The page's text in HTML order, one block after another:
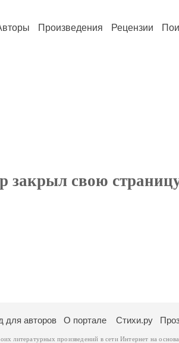
Произведения Рецензии
закрыл свою
для авторов О портале Стихи.ру
литературных произведений в сети Интернет на